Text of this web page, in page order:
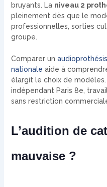
bruyants. La niveau 2
pleinement dès que le
professionnelles, sorties
groupe.
Comparer un
nationale aide à
élargit le choix de
indépendant Paris 8e,
sans restriction
L’audition de
mauvaise ?